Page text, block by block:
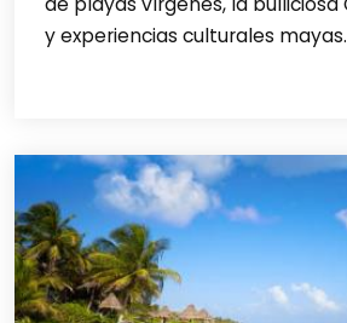
y experiencias culturales mayas.